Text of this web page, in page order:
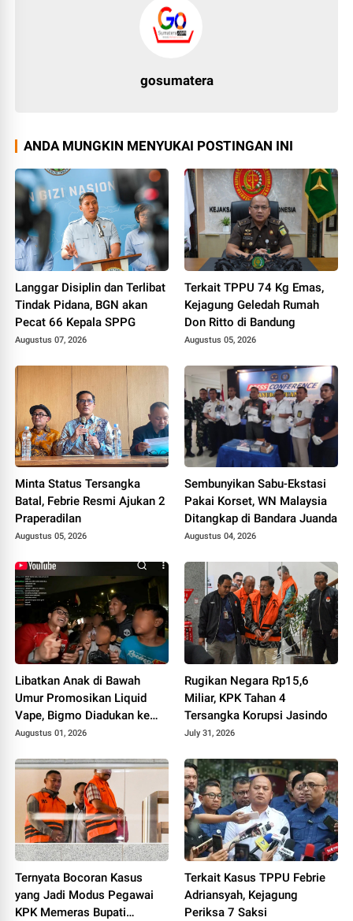
gosumatera
ANDA MUNGKIN MENYUKAI POSTINGAN INI
Langgar Disiplin dan Terlibat
Tindak Pidana, BGN akan
Pecat 66 Kepala SPPG
Augustus 07, 2026
Terkait TPPU 74 Kg Emas,
Kejagung Geledah Rumah
Don Ritto di Bandung
Augustus 05, 2026
Minta Status Tersangka
Batal, Febrie Resmi Ajukan 2
Praperadilan
Augustus 05, 2026
Sembunyikan Sabu-Ekstasi
Pakai Korset, WN Malaysia
Ditangkap di Bandara Juanda
Augustus 04, 2026
Libatkan Anak di Bawah
Umur Promosikan Liquid
Vape, Bigmo Diadukan ke
Polda Metro
Augustus 01, 2026
Rugikan Negara Rp15,6
Miliar, KPK Tahan 4
Tersangka Korupsi Jasindo
July 31, 2026
Ternyata Bocoran Kasus
yang Jadi Modus Pegawai
KPK Memeras Bupati
Terkait Kasus TPPU Febrie
Adriansyah, Kejagung
Periksa 7 Saksi